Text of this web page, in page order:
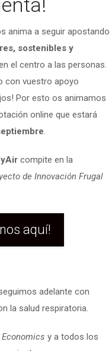
anima a seguir apostando
sostenibles y
el centro a las personas.
con vuestro apoyo
Por esto os animamos
online que estará
.
compite en la
de Innovación Frugal
aquí!
adelante con
la salud respiratoria.
y a todos los